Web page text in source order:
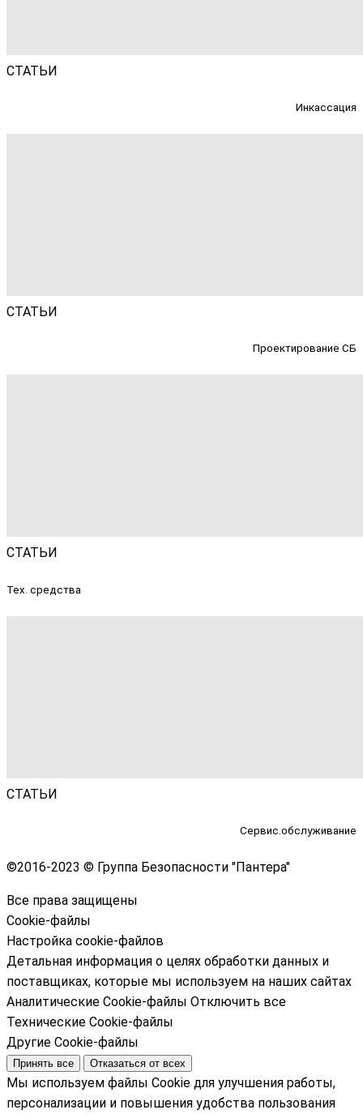
СТАТЬИ
Инкассация
СТАТЬИ
Проектирование СБ
СТАТЬИ
Тех. средства
СТАТЬИ
Сервис.обслуживание
©2016-2023 © Группа Безопасности "Пантера"
Все права защищены
Cookie-файлы
Настройка cookie-файлов
Детальная информация о целях обработки данных и
поставщиках, которые мы используем на наших сайтах
Аналитические Cookie-файлы Отключить все
Технические Cookie-файлы
Другие Cookie-файлы
Принять все Отказаться от всех
Мы используем файлы Cookie для улучшения работы,
персонализации и повышения удобства пользования